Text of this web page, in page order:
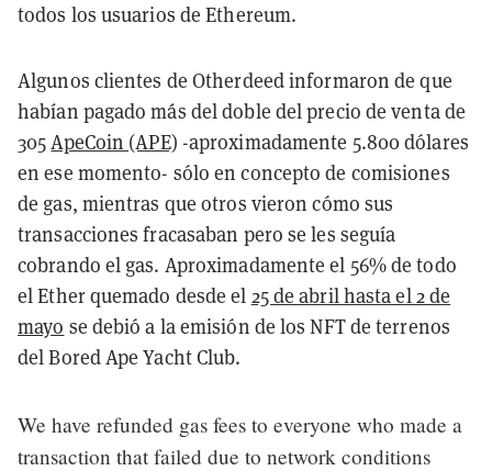
todos los usuarios de Ethereum.
Algunos clientes de Otherdeed informaron de que
habían pagado más del doble del precio de venta de
305ApeCoin (APE) -aproximadamente 5.800 dólares
en ese momento- sólo en concepto de comisiones
de gas, mientras que otros vieron cómo sus
transacciones fracasaban pero se les seguía
cobrando el gas. Aproximadamente el 56% de todo
el Ether quemado desde el 25 de abril hasta el 2 de
mayo se debió a la emisión de los NFT de terrenos
del Bored Ape Yacht Club.
We have refunded gas fees to everyone who made a
transaction that failed due to network conditions